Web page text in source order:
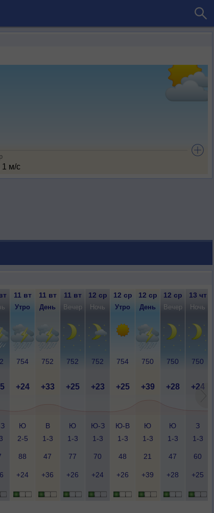
м/с
11 вт 11 вт 11 вт 12 ср 12 ср 12 ср 12 ср 13 чт
Утро День Вечер Ночь Утро День Вечер Ночь
754 752 752 752 754 750 750 750
+24 +33 +25 +23 +25 +39 +28 +24
Ю
2-5
В
1-3
Ю
1-3
Ю-З
1-3
Ю-В
1-3
Ю
1-3
Ю
1-3
З
1-3
88 47 77 70 48 21 47 60
+24 +36 +26 +24 +26 +39 +28 +25